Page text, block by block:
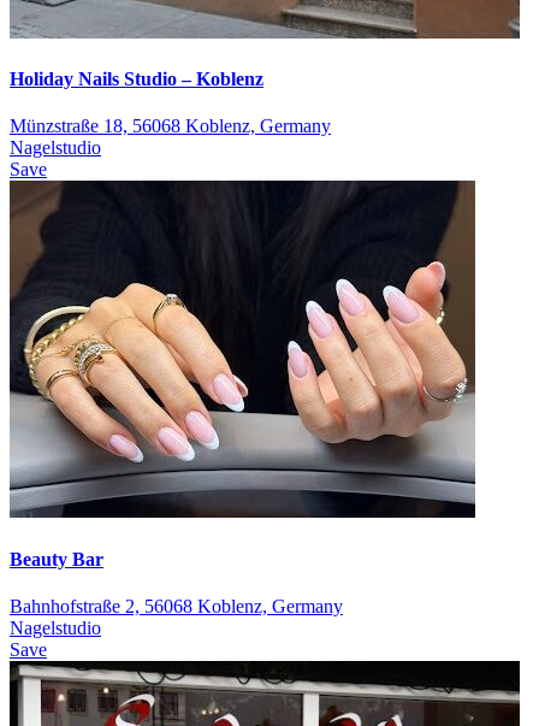
Holiday Nails Studio – Koblenz
Münzstraße 18, 56068 Koblenz, Germany
Nagelstudio
Save
Beauty Bar
Bahnhofstraße 2, 56068 Koblenz, Germany
Nagelstudio
Save